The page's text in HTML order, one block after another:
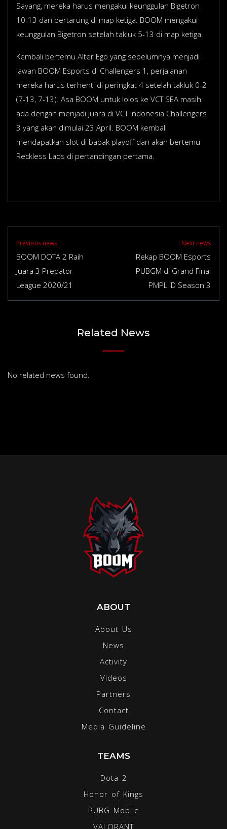
Sayang, mereka harus mengakui keunggulan Bigetron
10-13 dan bertarung di map ketiga. BOOM mengakui
keunggulan Bigetron setelah takluk 5-13 di map ketiga.
Kembali bertemu Alter Ego yang sebelumnya menjadi
lawan BOOM Esports di Challengers 1, perjalanan
mereka harus terhenti di peringkat 4 setelah takluk 0-2
(7-13, 7-13). Asa BOOM untuk lolos ke VCT SEA masih
ada dengan menjadi juara di VCT Indonesia Challengers
3 yang akan dimulai 23 April. BOOM kembali
mendapatkan slot di babak playoff dan akan bertemu
Reckless Lads di pertandingan pertama.
Previous news
BOOM DOTA 2 Raih
Juara 3 Predator
League 2020/21
Next news
Rekap BOOM Esports
PUBGM di Grand Final
PMPL ID Season 3
Related News
No related news found.
ABOUT
About Us
News
Activity
Videos
Partners
Contact
Media Guideline
TEAMS
Dota 2
Honor of Kings
PUBG Mobile
VALORANT